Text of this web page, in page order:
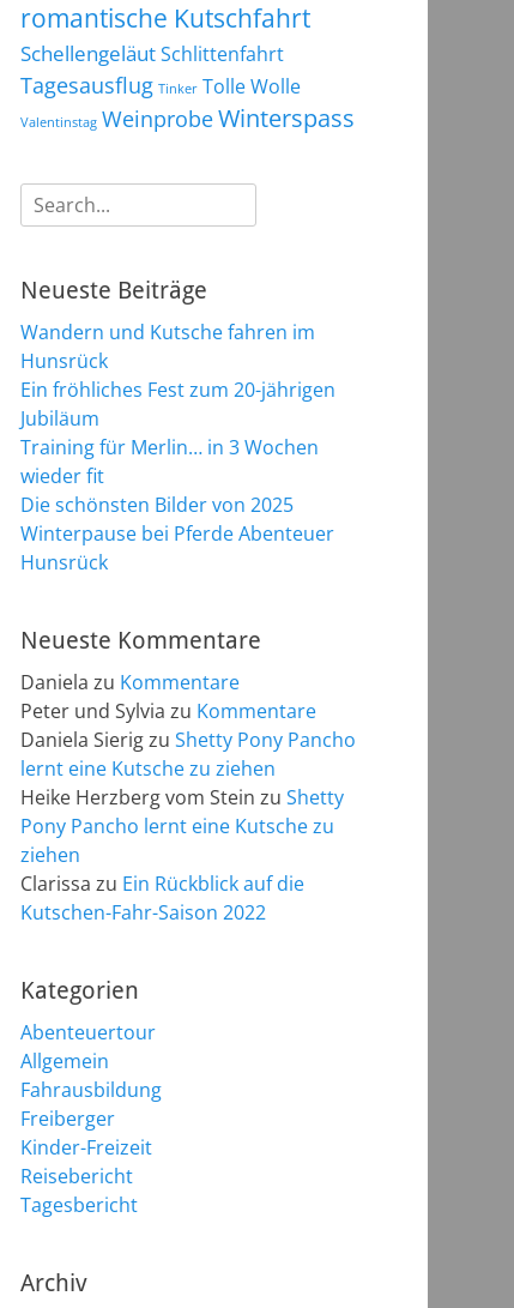
romantische Kutschfahrt
SchellengeläutSchlittenfahrt
Tagesausflug Tinker Tolle Wolle
Valentinstag WeinprobeWinterspass
Suchen
nach:
Neueste Beiträge
Wandern und Kutsche fahren im
Hunsrück
Ein fröhliches Fest zum 20-jährigen
Jubiläum
Training für Merlin… in 3 Wochen
wieder fit
Die schönsten Bilder von 2025
Winterpause bei Pferde Abenteuer
Hunsrück
Neueste Kommentare
Daniela zu Kommentare
Peter und Sylvia zu Kommentare
Daniela Sierigzu Shetty Pony Pancho
lernt eine Kutsche zu ziehen
Heike Herzberg vom Stein zu Shetty
Pony Pancho lernt eine Kutsche zu
ziehen
Clarissa zu Ein Rückblick auf die
Kutschen-Fahr-Saison 2022
Kategorien
Abenteuertour
Allgemein
Fahrausbildung
Freiberger
Kinder-Freizeit
Reisebericht
Tagesbericht
Archiv